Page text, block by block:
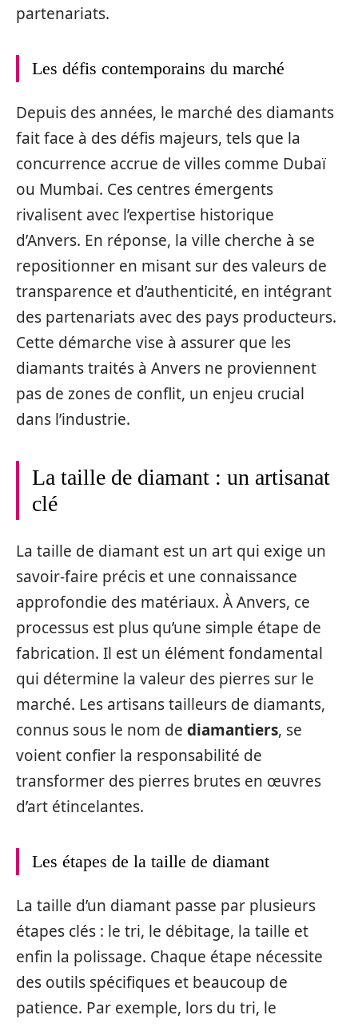
partenariats.
Les défis contemporains du marché
Depuis des années, le marché des diamants
fait face à des défis majeurs, tels que la
concurrence accrue de villes comme Dubaï
ou Mumbai. Ces centres émergents
rivalisent avec l’expertise historique
d’Anvers. En réponse, la ville cherche à se
repositionner en misant sur des valeurs de
transparence et d’authenticité, en intégrant
des partenariats avec des pays producteurs.
Cette démarche vise à assurer que les
diamants traités à Anvers ne proviennent
pas de zones de conflit, un enjeu crucial
dans l’industrie.
La taille de diamant : un artisanat
clé
La taille de diamant est un art qui exige un
savoir-faire précis et une connaissance
approfondie des matériaux. À Anvers, ce
processus est plus qu’une simple étape de
fabrication. Il est un élément fondamental
qui détermine la valeur des pierres sur le
marché. Les artisans tailleurs de diamants,
connus sous le nom de diamantiers, se
voient confier la responsabilité de
transformer des pierres brutes en œuvres
d’art étincelantes.
Les étapes de la taille de diamant
La taille d’un diamant passe par plusieurs
étapes clés : le tri, le débitage, la taille et
enfin la polissage. Chaque étape nécessite
des outils spécifiques et beaucoup de
patience. Par exemple, lors du tri, le